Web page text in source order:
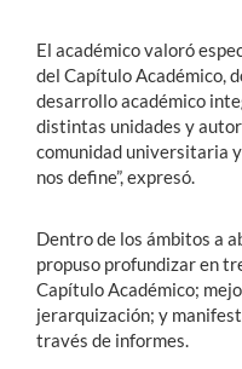
El académico valoró
del Capítulo Académico,
desarrollo académico
distintas unidades y
comunidad universitaria
nos define”, expresó.
Dentro de los ámbitos a
propuso profundizar en
Capítulo Académico;
jerarquización; y
través de informes.